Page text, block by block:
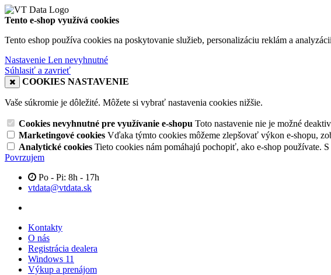
Tento e-shop využívá cookies
Tento eshop používa cookies na poskytovanie služieb, personalizáciu reklám a
Nastavenie Len nevyhnutné
Súhlasiť a zavrieť
COOKIES NASTAVENIE
Vaše súkromie je dôležité. Môžete si vybrať nastavenia cookies nižšie.
Cookies nevyhnutné pre využívanie e-shopu Toto nastavenie nie je možné
Marketingové cookies Vďaka týmto cookies môžeme zlepšovať výkon e-shopu,
Analytické cookies Tieto cookies nám pomáhajú pochopiť, ako e-shop používate.
Povrzujem
Po - Pi: 8h - 17h
vtdata@vtdata.sk
Kontakty
O nás
Registrácia dealera
Windows 11
Výkup a prenájom